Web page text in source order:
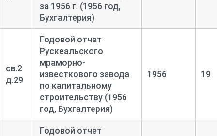
за 1956 г. (1956 год,
Бухгалтерия)
св.2
д.29
Годовой отчет
Рускеальского
мраморно-
известкового завода
по капитальному
строительству (1956
год, Бухгалтерия)
1956 19
Годовой отчет